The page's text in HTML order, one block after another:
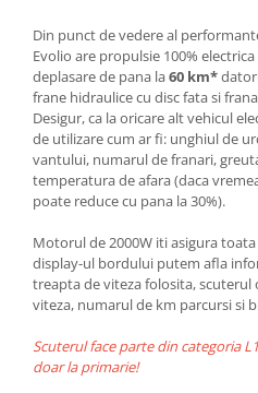
Din punct de vedere al
Evolio are propulsie 100%
deplasare de pana la60 km*
frane hidraulice cu disc fata si
Desigur, ca la oricare alt vehicul
de utilizare cum ar fi: unghiul de
vantului, numarul de franari,
temperatura de afara (daca
poate reduce cu pana la 30%).
Motorul de 2000W iti asigura
display-ul bordului putem afla
treapta de viteza folosita, scuterul
viteza, numarul de km parcursi si
Scuterul face parte din categoria
doar la primarie!